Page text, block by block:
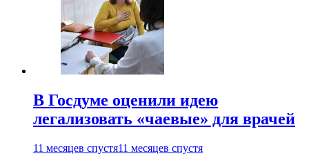
В Госдуме оценили идею
легализовать «чаевые» для врачей
11 месяцев спустя11 месяцев спустя